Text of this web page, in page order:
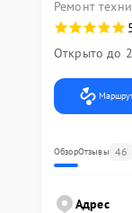
Ремонт
Открыто до
ОбзорОтзывы 46
Адрес